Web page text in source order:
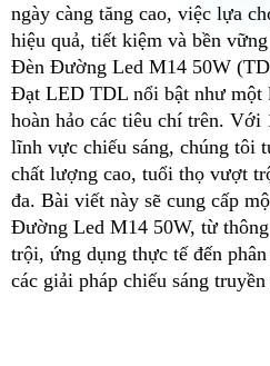
ngày càng tăng cao, việc lựa
hiệu quả, tiết kiệm và bền
Đèn Đường Led M14 50W
Đạt LED TDL nổi bật như một
hoàn hảo các tiêu chí trên. Với
lĩnh vực chiếu sáng, chúng tôi
chất lượng cao, tuổi thọ vượt
đa. Bài viết này sẽ cung cấp
Đường Led M14 50W, từ
trội, ứng dụng thực tế đến
các giải pháp chiếu sáng